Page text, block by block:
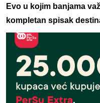
Evo u kojim banjama
kompletan spisak